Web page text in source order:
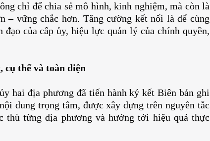
chỉ để chia sẻ mô hình, kinh nghiệm, mà còn là
– vững chắc hơn. Tăng cường kết nối là để cùng
của cấp ủy, hiệu lực quản lý của chính quyền,
thể và toàn diện
hai địa phương đã tiến hành ký kết Biên bản ghi
dung trọng tâm, được xây dựng trên nguyên tắc
thù từng địa phương và hướng tới hiệu quả thực